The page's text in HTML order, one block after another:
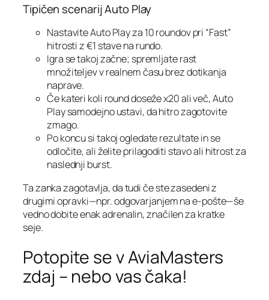
Tipičen scenarij Auto Play
Nastavite Auto Play za 10 roundov pri “Fast”
hitrosti z €1 stave na rundo.
Igra se takoj začne; spremljate rast
množiteljev v realnem času brez dotikanja
naprave.
Če kateri koli round doseže x20 ali več, Auto
Play samodejno ustavi, da hitro zagotovite
zmago.
Po koncu si takoj ogledate rezultate in se
odločite, ali želite prilagoditi stavo ali hitrost za
naslednji burst.
Ta zanka zagotavlja, da tudi če ste zasedeni z
drugimi opravki—npr. odgovarjanjem na e‑pošte—še
vedno dobite enak adrenalin, značilen za kratke
seje.
Potopite se v AviaMasters
zdaj – nebo vas čaka!